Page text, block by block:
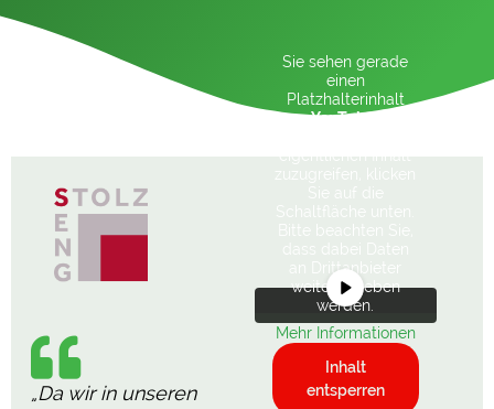
Sie sehen gerade
einen
Platzhalterinhalt
vonYouTube
an Drittanbieter
weitergegeben
werden.
Mehr Informationen
Inhalt
entsperren
„Da wir in unseren